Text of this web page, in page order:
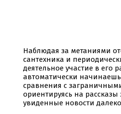
Наблюдая за метаниями
сантехника и
деятельное участие в его
автоматически
сравнения с
ориентируясь на
увиденные новости